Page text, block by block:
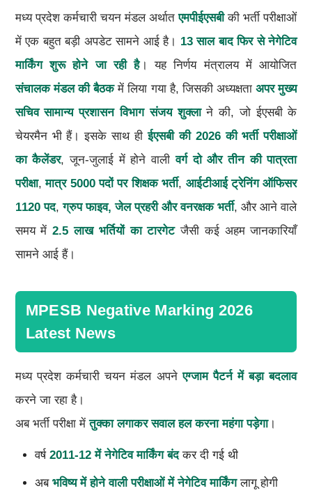
मध्य प्रदेश कर्मचारी चयन मंडल अर्थातएमपीईएसबीकी भर्ती परीक्षाओं
में एक बहुत बड़ी अपडेट सामने आई है। 13 साल बाद फिर से नेगेटिव
मार्किंग शुरू होने जा रही है। यह निर्णय मंत्रालय में आयोजित
संचालक मंडल की बैठकमें लिया गया है, जिसकी अध्यक्षताअपर मुख्य
सचिव सामान्य प्रशासन विभाग संजय शुक्लाने की, जो ईएसबी के
चेयरमैन भी हैं। इसके साथ हीईएसबी की 2026 की भर्ती परीक्षाओं
का कैलेंडर, जून-जुलाई में होने वालीवर्ग दो और तीन की पात्रता
परीक्षा,मात्र 5000 पदों पर शिक्षक भर्ती, आईटीआई ट्रेनिंग ऑफिसर
1120 पद,ग्रुप फाइव, जेल प्रहरी और वनरक्षक भर्ती, और आने वाले
समय में2.5 लाख भर्तियों का टारगेटजैसी कई अहम जानकारियाँ
सामने आई हैं।
MPESB Negative Marking 2026
Latest News
मध्य प्रदेश कर्मचारी चयन मंडल अपनेएग्जाम पैटर्न में बड़ा बदलाव
करने जा रहा है।
अब भर्ती परीक्षा मेंतुक्का लगाकर सवाल हल करना महंगा पड़ेगा।
वर्ष 2011-12 में नेगेटिव मार्किंग बंदकर दी गई थी
अब भविष्य में होने वाली परीक्षाओं में नेगेटिव मार्किंगलागू होगी